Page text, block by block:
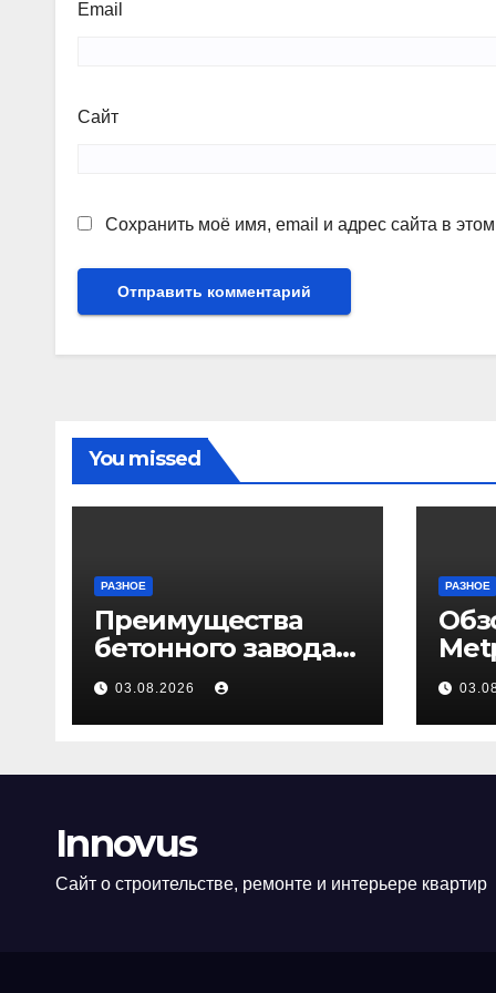
Email
Сайт
Сохранить моё имя, email и адрес сайта в
You missed
РАЗНОЕ
Преимущества
бетонного завода
ПКФ «Тибет» в
Волгограде и
Волжском
03.08.2026
РАЗНОЕ
Innovus
Сайт о строительстве, ремонте и интерьере квартир